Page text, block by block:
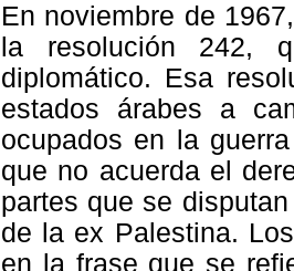
En noviembre de
la resolución 242,
diplomático. Esa
estados árabes a
ocupados en la
que no acuerda el
partes que se
de la ex Palestina.
en la frase que se